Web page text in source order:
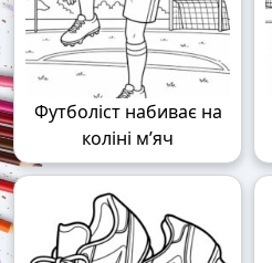
Футболіст набиває на
коліні м’яч